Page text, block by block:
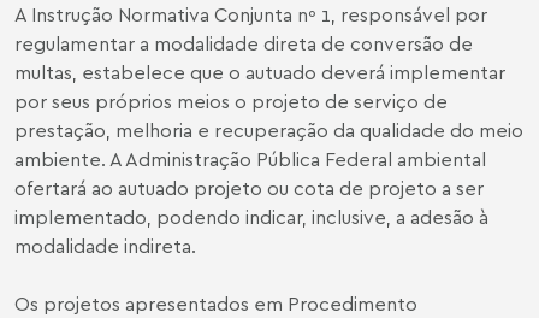
A Instrução Normativa Conjunta nº 1, responsável por
regulamentar a modalidade direta de conversão de
multas, estabelece que o autuado deverá implementar
por seus próprios meios o projeto de serviço de
prestação, melhoria e recuperação da qualidade do meio
ambiente. A Administração Pública Federal ambiental
ofertará ao autuado projeto ou cota de projeto a ser
implementado, podendo indicar, inclusive, a adesão à
modalidade indireta.
Os projetos apresentados em Procedimento